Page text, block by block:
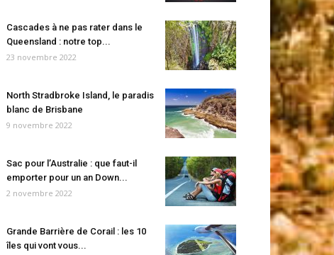
Cascades à ne pas rater dans le
Queensland : notre top...
23 novembre 2022
North Stradbroke Island, le paradis
blanc de Brisbane
9 novembre 2022
Sac pour l’Australie : que faut-il
emporter pour un an Down...
2 novembre 2022
Grande Barrière de Corail : les 10
îles qui vont vous...